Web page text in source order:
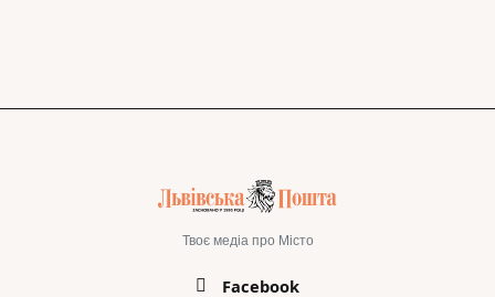
Твоє медіа про Місто
Facebook